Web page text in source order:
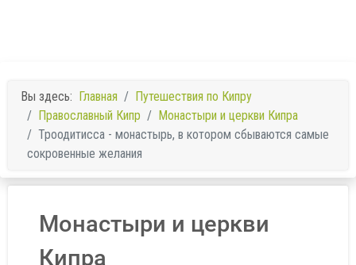
Вы здесь: Главная
Путешествия по Кипру
Православный Кипр
Монастыри и церкви Кипра
Троодитисса - монастырь, в котором сбываются самые
сокровенные желания
Монастыри и церкви
Кипра